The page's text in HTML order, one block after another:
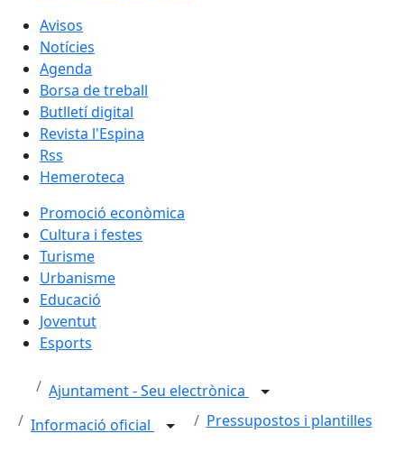
Avisos
Notícies
Agenda
Borsa de treball
Butlletí digital
Revista l'Espina
Rss
Hemeroteca
Promoció econòmica
Cultura i festes
Turisme
Urbanisme
Educació
Joventut
Esports
Ajuntament - Seu electrònica
Informació oficial
Pressupostos i plantilles